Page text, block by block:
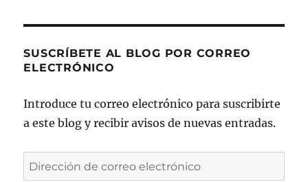
SUSCRÍBETE AL BLOG POR CORREO
ELECTRÓNICO
Introduce tu correo electrónico para suscribirte
a este blog y recibir avisos de nuevas entradas.
Dirección